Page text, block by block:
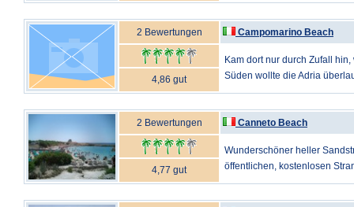
2 Bewertungen Campomarino Beach
Kam dort nur durch Zufall
Süden wollte die Adria
4,86 gut
2 Bewertungen Canneto Beach
Wunderschöner heller
öffentlichen, kostenlosen
4,77 gut